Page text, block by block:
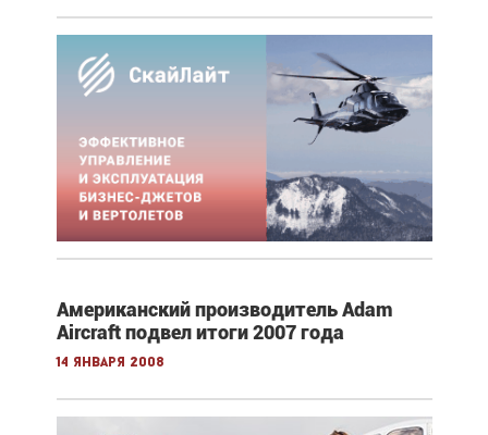
Американский производитель Adam
Aircraft подвел итоги 2007 года
14 января 2008